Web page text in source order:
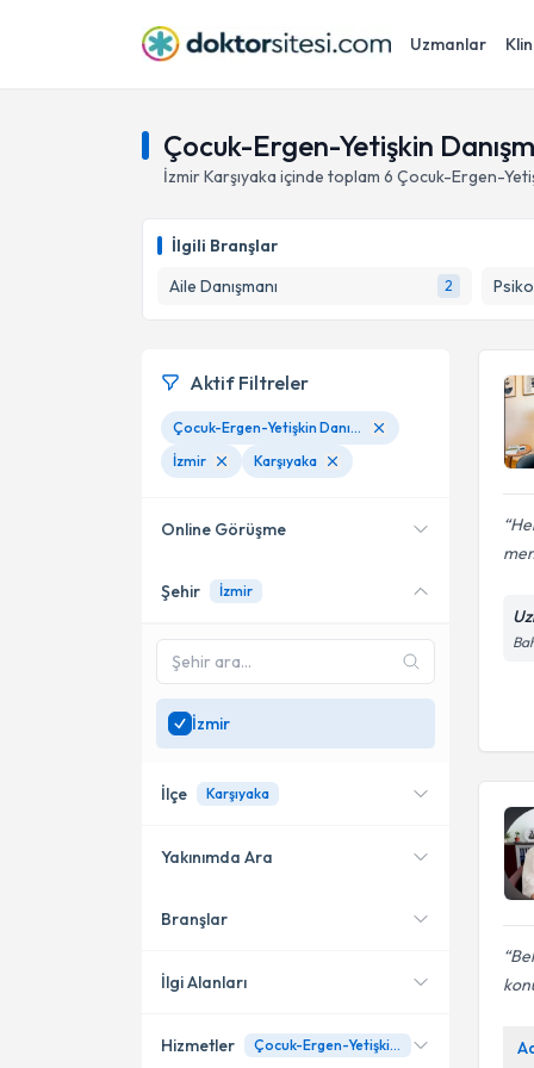
Uzmanlar
Çocuk-Ergen-Yetişkin
İzmirKarşıyaka içinde toplam 6 Çocuk-Ergen-
İlgili Branşlar
Aile Danışmanı
2
Aktif Filtreler
Çocuk-Ergen-Yetişkin Danışmanlığı
İzmir
Karşıyaka
Online Görüşme
Online danışmanlık sunan
Sadeceİzmir
uzman ara
Şehir İzmir
İzmir
İlçe Karşıyaka
Karşıyaka
Bayraklı
Yakınımda Ara
Konumuma yakın uzmanları
Branşlar
Aile Danışmanı
İlgi Alanları
Hizmetler Çocuk-Ergen-Yetişkin Danışmanlığı